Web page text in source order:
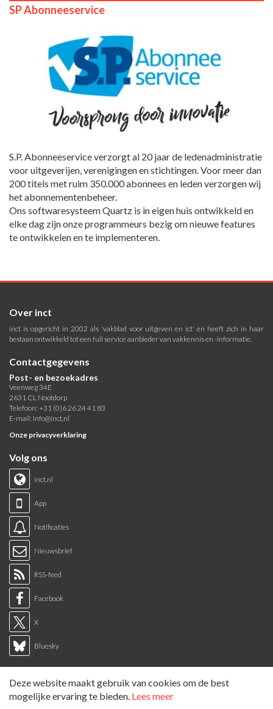
SP Abonneeservice
S.P. Abonneeservice verzorgt al 20 jaar de ledenadministratie
voor uitgeverijen, verenigingen en stichtingen. Voor meer dan
200 titels met ruim 350.000 abonnees en leden verzorgen wij
het abonnementenbeheer.
Ons softwaresysteem Quartz is in eigen huis ontwikkeld en
elke dag zijn onze programmeurs bezig om nieuwe features
te ontwikkelen en te implementeren.
Over inct
inct is opgericht in 2002 als 'vakblad voor uitgeven en ict' en heeft zich in haar
bestaan ontwikkeld tot een full service aanbieder van vakkennis en -informatie.
Contactgegevens
Post- en bezoekadres
Veenweg 34E
2631 CL Nootdorp
Telefoon: +31 (0)6 26 24 41 83
E-mail: info@inct.nl
Onze privacyverklaring
Volg ons
inct.nl
App
Notificaties
Nieuwsbrief
RSS-feed
Facebook
X
Bluesky
Sitemap
Tags overzicht
Deze website maakt gebruik van cookies om de best
mogelijke ervaring te bieden. Lees meer